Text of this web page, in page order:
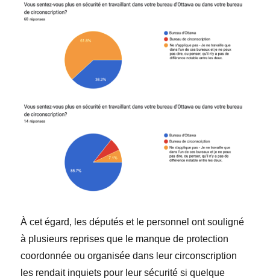
Àcet égard, les députés et le personnel ont souligné
à plusieurs reprises que le manque de protection
coordonnée ou organisée dans leur circonscription
les rendait inquiets pour leur sécurité si quelque